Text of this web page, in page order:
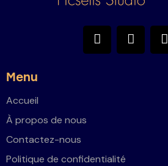
Menu
Accueil
À propos de nous
Contactez-nous
Politique de confidentialité